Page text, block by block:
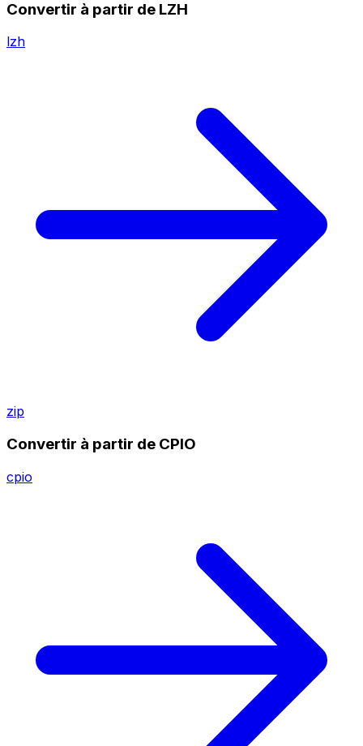
Convertir à partir de LZH
lzh
zip
Convertir à partir de CPIO
cpio